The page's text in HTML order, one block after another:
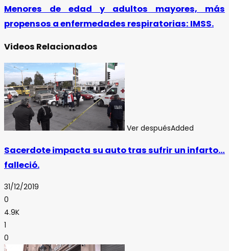
Menores de edad y adultos mayores, más
propensos a enfermedades respiratorias: IMSS.
Videos Relacionados
Ver despuésAdded
Sacerdote impacta su auto tras sufrir un infarto…
falleció.
31/12/2019
0
4.9K
1
0